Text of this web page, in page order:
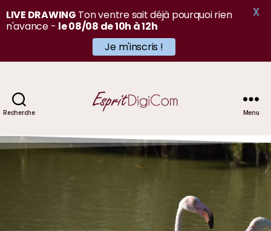
Recherche Menu
LIVE DRAWING Ton ventre sait déjà pourquoi rien
n'avance - le 08/08 de 10h à 12h
Je m'inscris !
X